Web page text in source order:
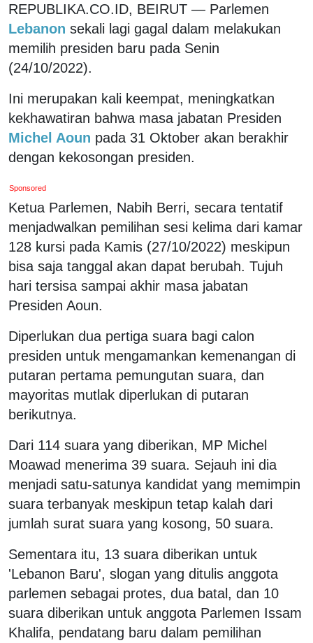
REPUBLIKA.CO.ID, BEIRUT — Parlemen
Lebanon sekali lagi gagal dalam melakukan
memilih presiden baru pada Senin
(24/10/2022).
Ini merupakan kali keempat, meningkatkan
kekhawatiran bahwa masa jabatan Presiden
Michel Aoun pada 31 Oktober akan berakhir
dengan kekosongan presiden.
Sponsored
Ketua Parlemen, Nabih Berri, secara tentatif
menjadwalkan pemilihan sesi kelima dari kamar
128 kursi pada Kamis (27/10/2022) meskipun
bisa saja tanggal akan dapat berubah. Tujuh
hari tersisa sampai akhir masa jabatan
Presiden Aoun.
Diperlukan dua pertiga suara bagi calon
presiden untuk mengamankan kemenangan di
putaran pertama pemungutan suara, dan
mayoritas mutlak diperlukan di putaran
berikutnya.
Dari 114 suara yang diberikan, MP Michel
Moawad menerima 39 suara. Sejauh ini dia
menjadi satu-satunya kandidat yang memimpin
suara terbanyak meskipun tetap kalah dari
jumlah surat suara yang kosong, 50 suara.
Sementara itu, 13 suara diberikan untuk
'Lebanon Baru', slogan yang ditulis anggota
parlemen sebagai protes, dua batal, dan 10
suara diberikan untuk anggota Parlemen Issam
Khalifa, pendatang baru dalam pemilihan